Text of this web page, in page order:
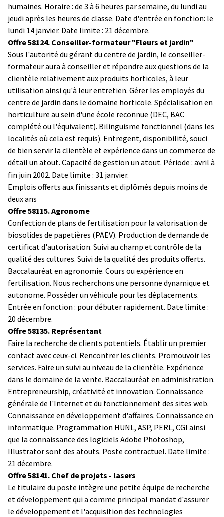
humaines. Horaire : de 3 à 6 heures par semaine, du lundi au
jeudi après les heures de classe. Date d'entrée en fonction: le
lundi 14 janvier. Date limite : 21 décembre.
Offre 58124. Conseiller-formateur "Fleurs et jardin"
Sous l'autorité du gérant du centre de jardin, le conseiller-
formateur aura à conseiller et répondre aux questions de la
clientèle relativement aux produits horticoles, à leur
utilisation ainsi qu'à leur entretien. Gérer les employés du
centre de jardin dans le domaine horticole. Spécialisation en
horticulture au sein d'une école reconnue (DEC, BAC
complété ou l'équivalent). Bilinguisme fonctionnel (dans les
localités où cela est requis). Entregent, disponibilité, souci
de bien servir la clientèle et expérience dans un commerce de
détail un atout. Capacité de gestion un atout. Période : avril à
fin juin 2002. Date limite : 31 janvier.
Emplois offerts aux finissants et diplômés depuis moins de
deux ans
Offre 58115. Agronome
Confection de plans de fertilisation pour la valorisation de
biosolides de papetières (PAEV). Production de demande de
certificat d'autorisation. Suivi au champ et contrôle de la
qualité des cultures. Suivi de la qualité des produits offerts.
Baccalauréat en agronomie. Cours ou expérience en
fertilisation. Nous recherchons une personne dynamique et
autonome. Posséder un véhicule pour les déplacements.
Entrée en fonction : pour débuter rapidement. Date limite :
20 décembre.
Offre 58135. Représentant
Faire la recherche de clients potentiels. Établir un premier
contact avec ceux-ci. Rencontrer les clients. Promouvoir les
services. Faire un suivi au niveau de la clientèle. Expérience
dans le domaine de la vente. Baccalauréat en administration.
Entrepreneurship, créativité et innovation. Connaissance
générale de l'Internet et du fonctionnement des sites web.
Connaissance en développement d'affaires. Connaissance en
informatique. Programmation HUNL, ASP, PERL, CGI ainsi
que la connaissance des logiciels Adobe Photoshop,
Illustrator sont des atouts. Poste contractuel. Date limite :
21 décembre.
Offre 58141. Chef de projets - lasers
Le titulaire du poste intègre une petite équipe de recherche
et développement qui a comme principal mandat d'assurer
le développement et l'acquisition des technologies